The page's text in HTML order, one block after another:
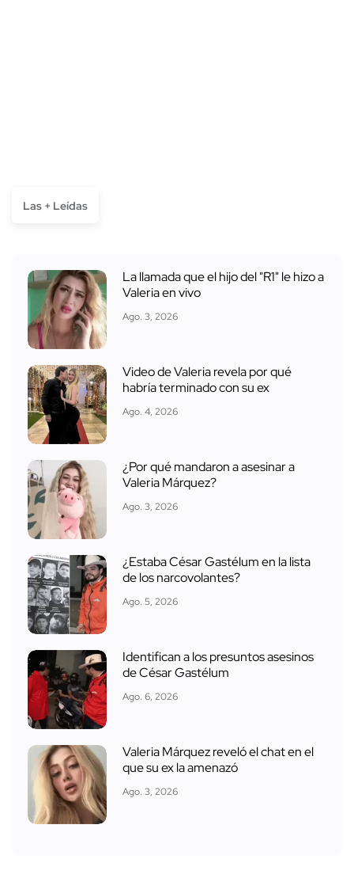
Las + Leídas
La llamada que el hijo del "R1" le hizo a
Valeria en vivo
Ago. 3, 2026
Video de Valeria revela por qué
habría terminado con su ex
Ago. 4, 2026
¿Por qué mandaron a asesinar a
Valeria Márquez?
Ago. 3, 2026
¿Estaba César Gastélum en la lista
de los narcovolantes?
Ago. 5, 2026
Identifican a los presuntos asesinos
de César Gastélum
Ago. 6, 2026
Valeria Márquez reveló el chat en el
que su ex la amenazó
Ago. 3, 2026